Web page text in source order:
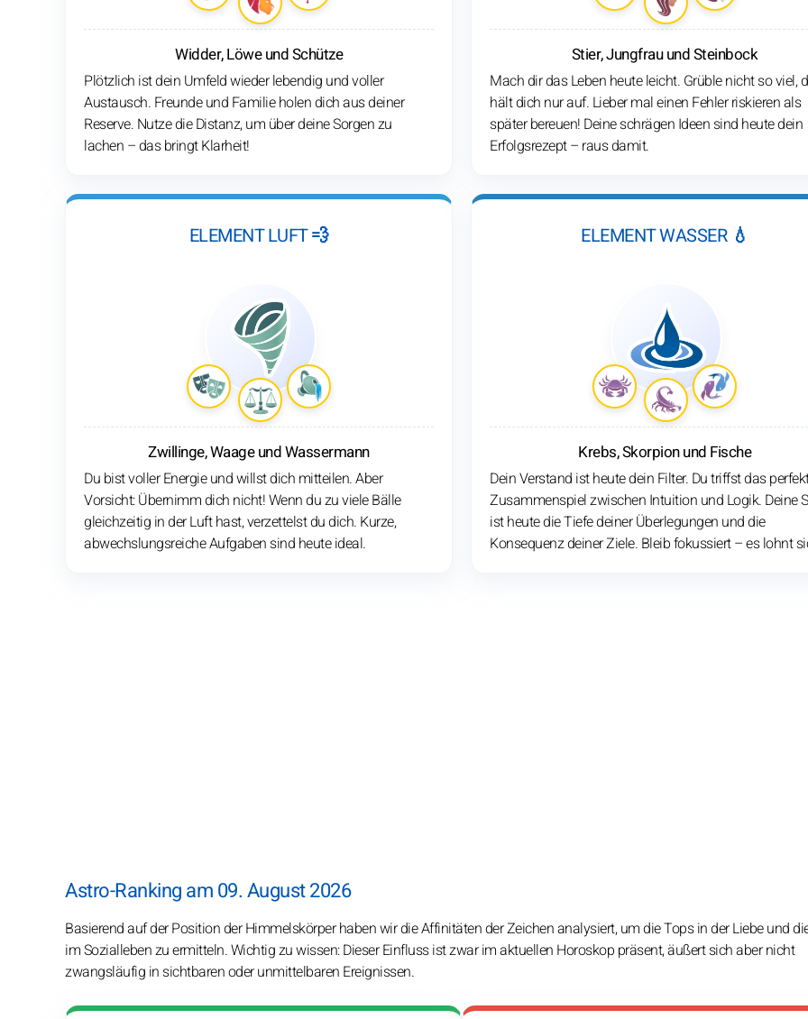
Widder, Löwe und Schütze
Plötzlich ist dein Umfeld wieder lebendig und voller
Austausch. Freunde und Familie holen dich aus deiner
Reserve. Nutze die Distanz, um über deine Sorgen zu
lachen – das bringt Klarheit!
Stier, Jungfrau und Steinbock
Mach dir das Leben heute leicht. Grüble nicht so viel,
hält dich nur auf. Lieber mal einen Fehler riskieren als
später bereuen! Deine schrägen Ideen sind heute dein
Erfolgsrezept – raus damit.
ELEMENT LUFT 💨
Zwillinge, Waage und Wassermann
Du bist voller Energie und willst dich mitteilen. Aber
Vorsicht: Übernimm dich nicht! Wenn du zu viele Bälle
gleichzeitig in der Luft hast, verzettelst du dich. Kurze,
abwechslungsreiche Aufgaben sind heute ideal.
ELEMENT WASSER 💧
Krebs, Skorpion und Fische
Dein Verstand ist heute dein Filter. Du triffst das
Zusammenspiel zwischen Intuition und Logik. Deine
ist heute die Tiefe deiner Überlegungen und die
Konsequenz deiner Ziele. Bleib fokussiert – es lohnt
Astro-Ranking am 09. August 2026
Basierend auf der Position der Himmelskörper haben wir die Affinitäten der Zeichen analysiert, um die Tops in der Liebe und
im Sozialleben zu ermitteln. Wichtig zu wissen: Dieser Einfluss ist zwar im aktuellen Horoskop präsent, äußert sich aber nicht
zwangsläufig in sichtbaren oder unmittelbaren Ereignissen.